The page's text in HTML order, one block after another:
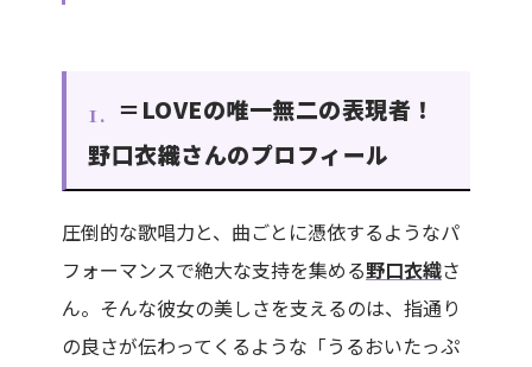
1. ＝LOVEの唯一無二の表現者！
野口衣織さんのプロフィール
圧倒的な歌唱力と、曲ごとに憑依するようなパ
フォーマンスで絶大な支持を集める野口衣織さ
ん。そんな彼女の美しさを支えるのは、指通り
の良さが伝わってくるような「うるおいたっぷ